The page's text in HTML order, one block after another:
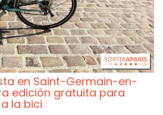
en Saint-Germain-en-
edición gratuita para
la bici